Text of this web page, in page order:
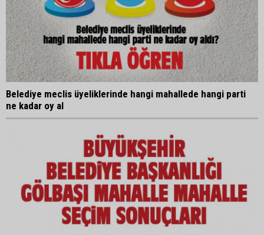
Belediye meclis üyeliklerinde hangi mahallede hangi parti
ne kadar oy al